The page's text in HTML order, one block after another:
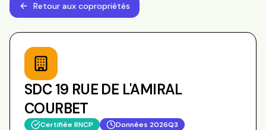
Retour aux copropriétés
SDC 19 RUE DE L'AMIRAL
COURBET
Certifiée RNCP Données 2026Q3